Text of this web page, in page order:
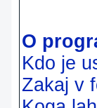
O
Kdo je
Zakaj v